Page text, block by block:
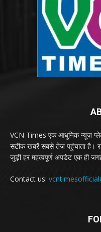
VCN Times एक आधुनिक न्यूज़
सटीक खबरें सबसे तेज़ पहुंचाता है।
जुड़ी हर महत्वपूर्ण अपडेट एक ही
Contact us: